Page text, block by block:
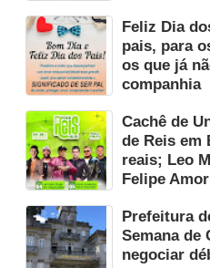
Feliz Dia
pais, para
os que já
companhia
Cachê de
de Reis em
reais; Leo
Felipe
Prefeitura
Semana de
negociar